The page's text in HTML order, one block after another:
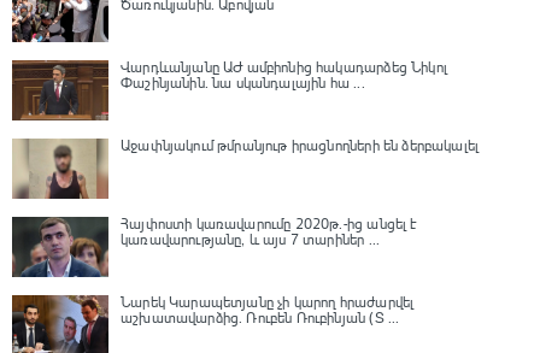
Ծառուկյանին. Աբովյան
Վարդևանյանը ԱԺ ամբիոնից հակադարձեց Նիկոլ
Փաշինյանին․ նա սկանդալային հա ...
Աջափնյակում թմրանյութ իրացնողների են ձերբակալել
Հայփոստի կառավարումը 2020թ.-ից անցել է
կառավարությանը, և այս 7 տարիներ ...
Նարեկ Կարապետյանը չի կարող հրաժարվել
աշխատավարձից. Ռուբեն Ռուբինյան (Տ ...